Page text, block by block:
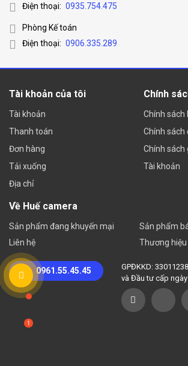
Điện thoại: 0935.754.475
Phòng Kế toán
Điện thoại: 0906.335.289
Tài khoản của tôi
Tài khoản
Thanh toán
Đơn hàng
Tải xuống
Địa chỉ
Chính
Chính sách
Chính sách
Chính sách
Tài khoản
Về Huế camera
Sản phẩm đang khuyến mại
Liên hệ
Sản phẩm
Thương hiệu
0961.55.45.45
GPĐKKD:
và Đầu tư cấp